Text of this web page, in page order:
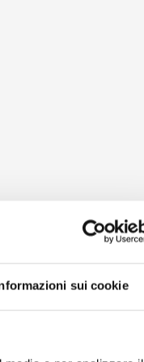
sui cookie